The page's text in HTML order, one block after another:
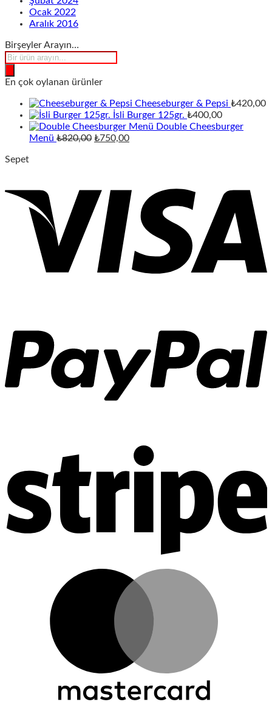
Ocak 2022
Aralık 2016
Birşeyler Arayın…
Products
search
En çok oylanan ürünler
Cheeseburger & Pepsi ₺420,00
İsli Burger 125gr. ₺400,00
Double Cheesburger
Menü ₺820,00 Orijinal
₺750,00Şu
Sepet